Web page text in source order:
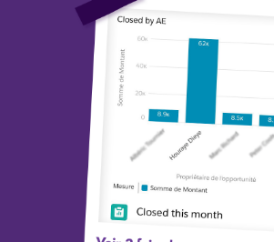
fille Aïssa, je suis en quête de
nouveaux défis.
Une question me trotte dans ma
tête : Comment je peux doubler
mon salaire fixe en continuant à
faire ce que je fais ? C’est ainsi
que me vient à l’idée de mettre à
mon propre compte et de devenir
Freelance.